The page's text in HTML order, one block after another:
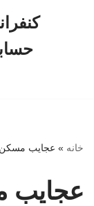
خانه » عجایب مسکن
عجایب